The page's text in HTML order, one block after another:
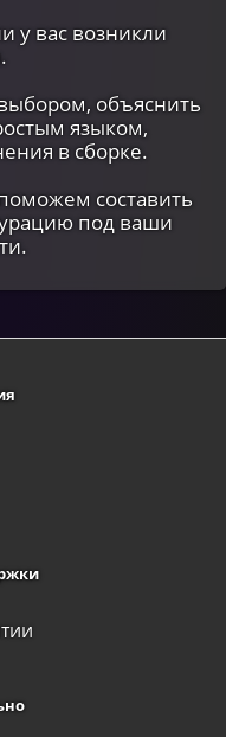
у вас возникли
объяснить
языком,
в сборке.
составить
под ваши